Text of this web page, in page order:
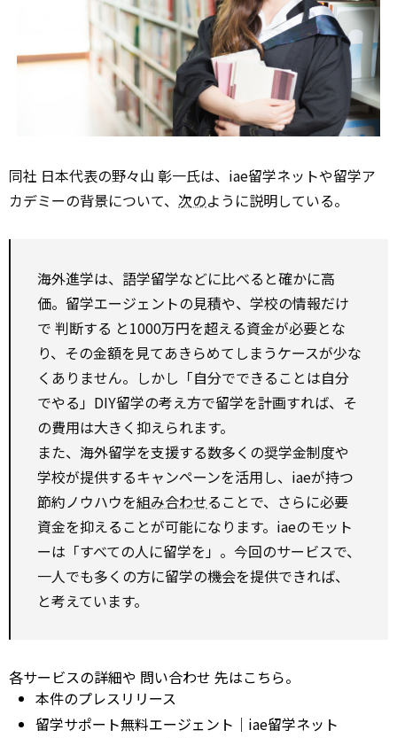
同社 日本代表の野々山 彰一氏は、iae留学ネットや留学ア
カデミーの背景について、 次のように説明している。
海外進学は、語学留学などに比べると確かに高
価。留学エージェントの見積や、学校の情報だけ
で 判断する と1000万円を超える資金が必要とな
り、その金額を見てあきらめてしまうケースが少な
くありません。しかし「自分でできることは自分
でやる」DIY留学の考え方で留学を計画すれば、そ
の費用は大きく抑えられます。
また、海外留学を支援する数多くの奨学金制度や
学校が提供するキャンペーンを活用し、iaeが持つ
節約ノウハウを組み合わせることで、さらに必要
資金を抑えることが可能になります。iaeのモット
ーは「すべての人に留学を」。今回のサービスで、
一人でも多くの方に留学の機会を提供できれば、
と考えています。
各サービスの詳細や 問い合わせ 先はこちら。
本件のプレスリリース
留学サポート無料エージェント｜iae留学ネット